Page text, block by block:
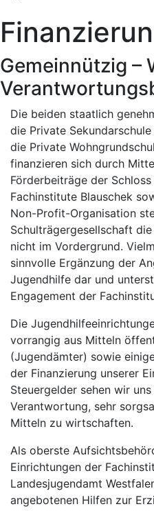
Gemeinnützig –
Die beiden staatlich
die Private
die Private
finanzieren sich durch
Förderbeiträge der
Fachinstitute Blauschek
Non-Profit-Organisation
Schulträgergesellschaft
nicht im Vordergrund.
sinnvolle Ergänzung der
Jugendhilfe dar und
Engagement der
Die
vorrangig aus Mitteln
(Jugendämter) sowie
der Finanzierung unserer
Steuergelder sehen wir
Verantwortung, sehr
Mitteln zu wirtschaften.
Als oberste
Einrichtungen der
Landesjugendamt
angebotenen Hilfen zur